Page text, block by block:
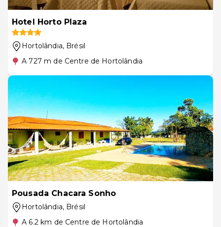
Hotel Horto Plaza
Hortolândia, Brésil
A 727 m de Centre de Hortolândia
Pousada Chacara Sonho
Hortolândia, Brésil
A 6.2 km de Centre de Hortolândia